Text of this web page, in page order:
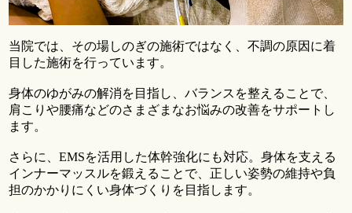
当院では、その場しのぎの施術ではなく、不調の原因に着
目した施術を行っています。
身体のゆがみの解消を目指し、バランスを整えることで、
肩こりや腰痛などのさまざまなお悩みの改善をサポートし
ます。
さらに、EMSを活用した体幹強化にも対応。身体を支える
インナーマッスルを鍛えることで、正しい姿勢の維持や負
担のかかりにくい身体づくりを目指します。